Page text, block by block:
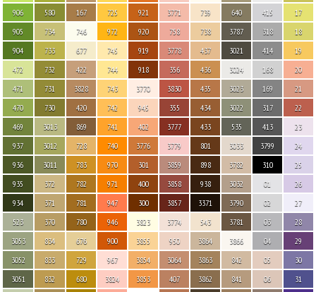
906
905
904
472
471
470
469
937
936
935
934
523
3053
3052
3051
580
734
733
732
731
730
3013
3012
3011
372
371
370
834
833
832
167
746
677
422
3828
420
869
728
783
782
781
780
676
729
680
725
972
745
744
743
742
741
740
970
971
947
946
900
967
3824
921
920
919
918
3770
945
402
3776
301
400
300
3823
3855
3854
3853
3771
758
3778
356
3830
355
3777
3779
3859
3858
3857
3774
950
3064
407
739
738
437
436
435
434
433
801
898
938
3371
543
3864
3863
3862
640
3787
3021
3024
3023
3022
535
3033
3782
3032
3790
3781
3866
842
841
415
318
414
168
169
317
413
3799
310
01
02
03
04
05
06
17
18
19
20
21
22
23
24
25
26
27
28
29
30
31